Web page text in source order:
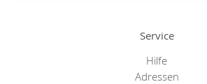
Service
Hilfe
Adressen